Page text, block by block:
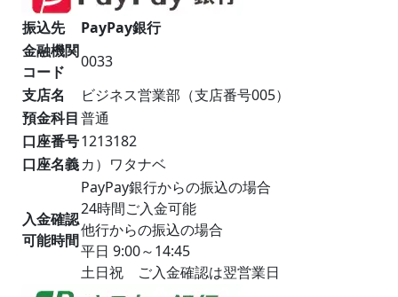
振込先
PayPay銀行
金融機関
コード
0033
支店名
ビジネス営業部（支店番号005）
預金科目普通
口座番号1213182
口座名義カ）ワタナベ
入金確認
可能時間
PayPay銀行からの振込の場合
24時間ご入金可能
他行からの振込の場合
平日 9:00～14:45
土日祝 ご入金確認は翌営業日